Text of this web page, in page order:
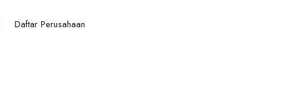
Daftar Perusahaan